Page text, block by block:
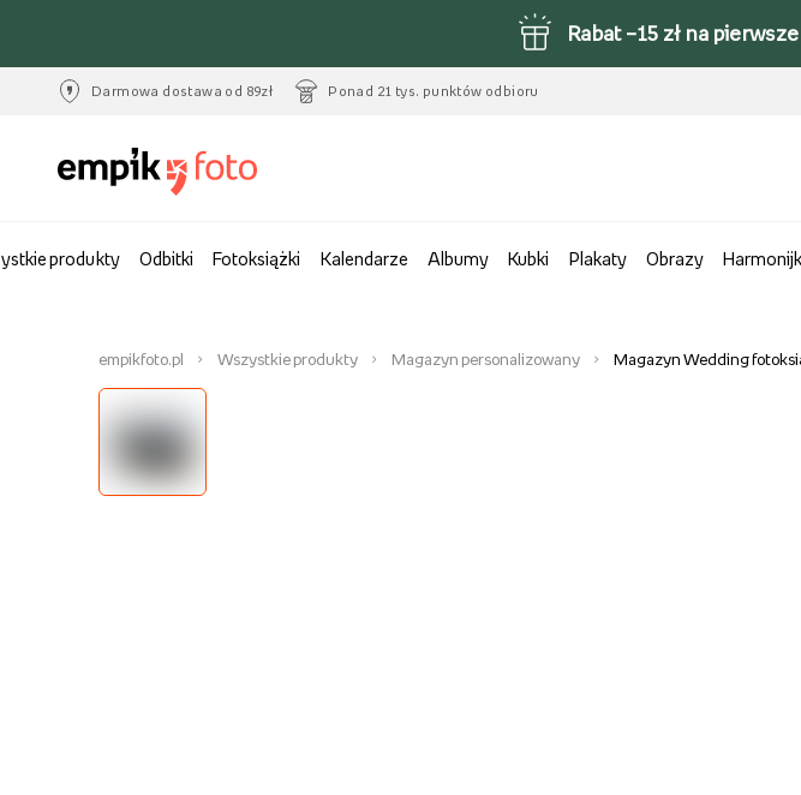
Rabat –15 zł na
Darmowa dostawa od 89zł Ponad 21 tys. punktów odbioru
produkty Odbitki Fotoksiążki Kalendarze Albumy Kubki Plakaty Obrazy
empikfoto.pl Wszystkie produkty Magazyn personalizowany Magazyn Wedding